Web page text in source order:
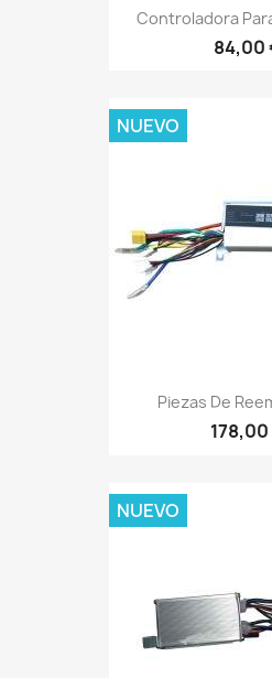
Controladora
84,00
Piezas De
NUEVO
NUEVO